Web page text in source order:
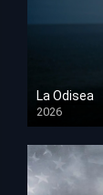
La Odisea
2026
TS Screener